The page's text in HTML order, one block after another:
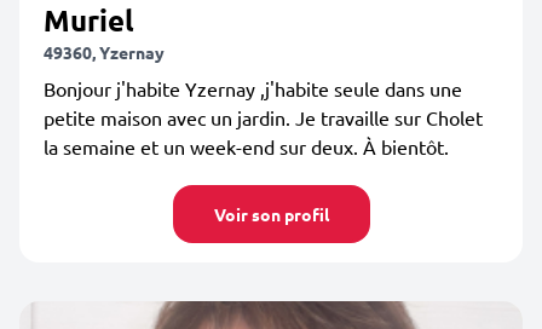
Muriel
49360, Yzernay
Bonjour j'habite Yzernay ,j'habite seule dans une
petite maison avec un jardin. Je travaille sur Cholet
la semaine et un week-end sur deux. À bientôt.
Voir son profil